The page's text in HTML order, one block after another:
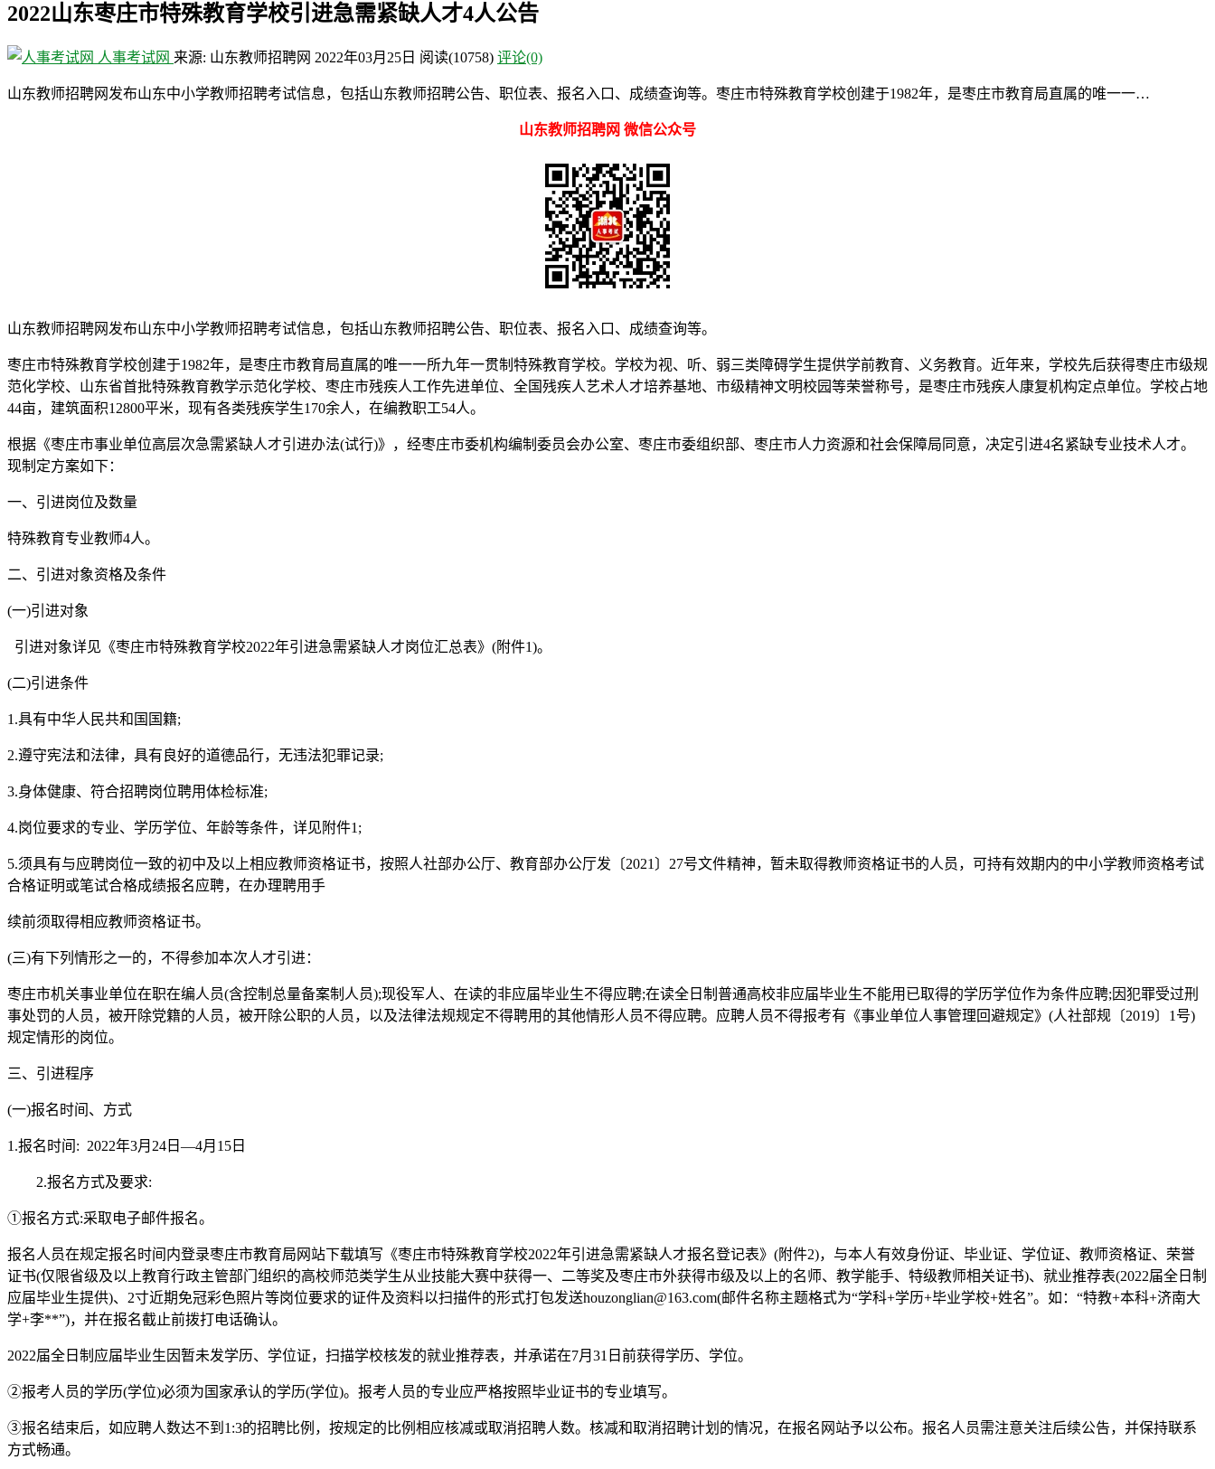
2022山东枣庄市特殊教育学校引进急需紧缺人才4人公告
人事考试网 来源: 山东教师招聘网 2022年03月25日 阅读(10758) 评论(0)
山东教师招聘网发布山东中小学教师招聘考试信息，包括山东教师招聘公告、职位表、报名入口、成绩查询等。枣庄市特殊教育学校创建于1982年，是枣庄市教育局直属的唯一一…
山东教师招聘网 微信公众号
山东教师招聘网发布山东中小学教师招聘考试信息，包括山东教师招聘公告、职位表、报名入口、成绩查询等。
枣庄市特殊教育学校创建于1982年，是枣庄市教育局直属的唯一一所九年一贯制特殊教育学校。学校为视、听、弱三类障碍学生提供学前教育、义务教育。近年来，学校先后获得枣庄市级规
范化学校、山东省首批特殊教育教学示范化学校、枣庄市残疾人工作先进单位、全国残疾人艺术人才培养基地、市级精神文明校园等荣誉称号，是枣庄市残疾人康复机构定点单位。学校占地
44亩，建筑面积12800平米，现有各类残疾学生170余人，在编教职工54人。
根据《枣庄市事业单位高层次急需紧缺人才引进办法(试行)》，经枣庄市委机构编制委员会办公室、枣庄市委组织部、枣庄市人力资源和社会保障局同意，决定引进4名紧缺专业技术人才。
现制定方案如下：
一、引进岗位及数量
特殊教育专业教师4人。
二、引进对象资格及条件
(一)引进对象
引进对象详见《枣庄市特殊教育学校2022年引进急需紧缺人才岗位汇总表》(附件1)。
(二)引进条件
1.具有中华人民共和国国籍;
2.遵守宪法和法律，具有良好的道德品行，无违法犯罪记录;
3.身体健康、符合招聘岗位聘用体检标准;
4.岗位要求的专业、学历学位、年龄等条件，详见附件1;
5.须具有与应聘岗位一致的初中及以上相应教师资格证书，按照人社部办公厅、教育部办公厅发〔2021〕27号文件精神，暂未取得教师资格证书的人员，可持有效期内的中小学教师资格考试
合格证明或笔试合格成绩报名应聘，在办理聘用手
续前须取得相应教师资格证书。
(三)有下列情形之一的，不得参加本次人才引进：
枣庄市机关事业单位在职在编人员(含控制总量备案制人员);现役军人、在读的非应届毕业生不得应聘;在读全日制普通高校非应届毕业生不能用已取得的学历学位作为条件应聘;因犯罪受过刑
事处罚的人员，被开除党籍的人员，被开除公职的人员，以及法律法规规定不得聘用的其他情形人员不得应聘。应聘人员不得报考有《事业单位人事管理回避规定》(人社部规〔2019〕1号)
规定情形的岗位。
三、引进程序
(一)报名时间、方式
1.报名时间: 2022年3月24日—4月15日
2.报名方式及要求:
①报名方式:采取电子邮件报名。
报名人员在规定报名时间内登录枣庄市教育局网站下载填写《枣庄市特殊教育学校2022年引进急需紧缺人才报名登记表》(附件2)，与本人有效身份证、毕业证、学位证、教师资格证、荣誉
证书(仅限省级及以上教育行政主管部门组织的高校师范类学生从业技能大赛中获得一、二等奖及枣庄市外获得市级及以上的名师、教学能手、特级教师相关证书)、就业推荐表(2022届全日制
应届毕业生提供)、2寸近期免冠彩色照片等岗位要求的证件及资料以扫描件的形式打包发送houzonglian@163.com(邮件名称主题格式为“学科+学历+毕业学校+姓名”。如：“特教+本科+济南大
学+李**”)，并在报名截止前拨打电话确认。
2022届全日制应届毕业生因暂未发学历、学位证，扫描学校核发的就业推荐表，并承诺在7月31日前获得学历、学位。
②报考人员的学历(学位)必须为国家承认的学历(学位)。报考人员的专业应严格按照毕业证书的专业填写。
③报名结束后，如应聘人数达不到1:3的招聘比例，按规定的比例相应核减或取消招聘人数。核减和取消招聘计划的情况，在报名网站予以公布。报名人员需注意关注后续公告，并保持联系
方式畅通。